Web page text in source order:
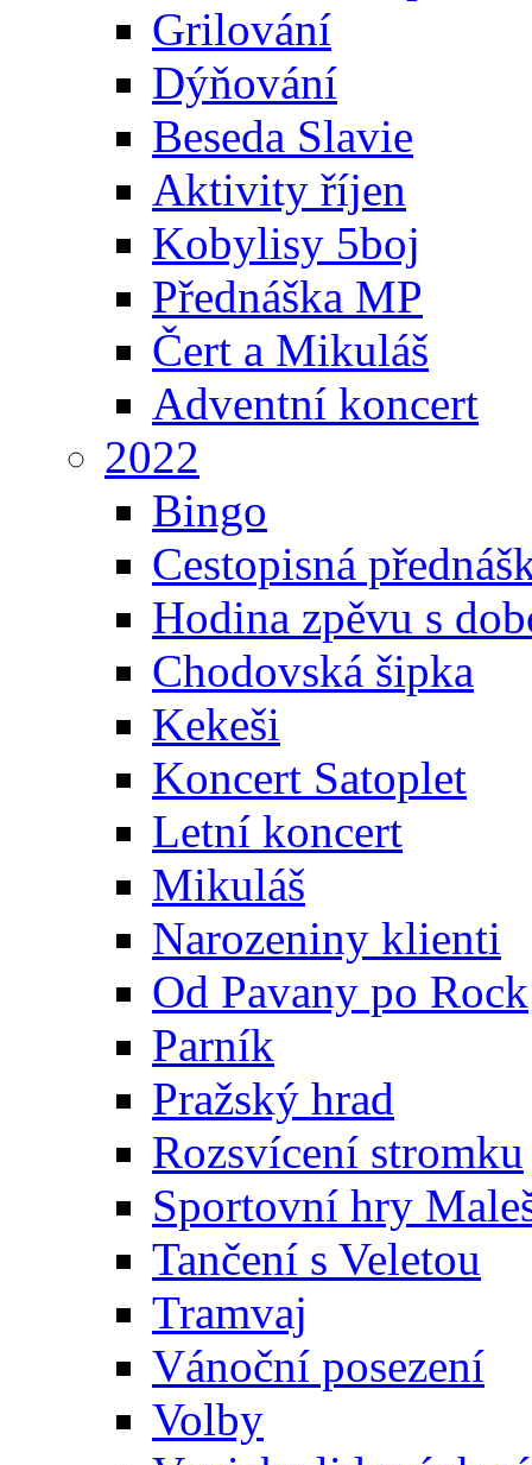
Grilování
Dýňování
Beseda Slavie
Aktivity říjen
Kobylisy 5boj
Přednáška MP
Čert a Mikuláš
Adventní koncert
2022
Bingo
Cestopisná
Hodina zpěvu s
Chodovská šipka
Kekeši
Koncert Satoplet
Letní koncert
Mikuláš
Narozeniny klienti
Od Pavany po Rock
Parník
Pražský hrad
Rozsvícení stromku
Sportovní hry
Tančení s Veletou
Tramvaj
Vánoční posezení
Volby